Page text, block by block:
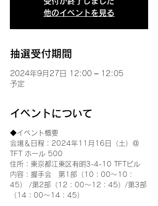
他のイベントを見る
抽選受付期間
2024年9月27日 12:00 – 12:05
予定
イベントについて
◆イベント概要
会場＆日程：2024年11月16日（土）＠
TFT ホール 500
住所：東京都江東区有明3-4-10 TFTビル
内容：握手会　第1部（10：00～10：
45） /第2部（12：00～12：45）/第3部
（14：00～14：45）